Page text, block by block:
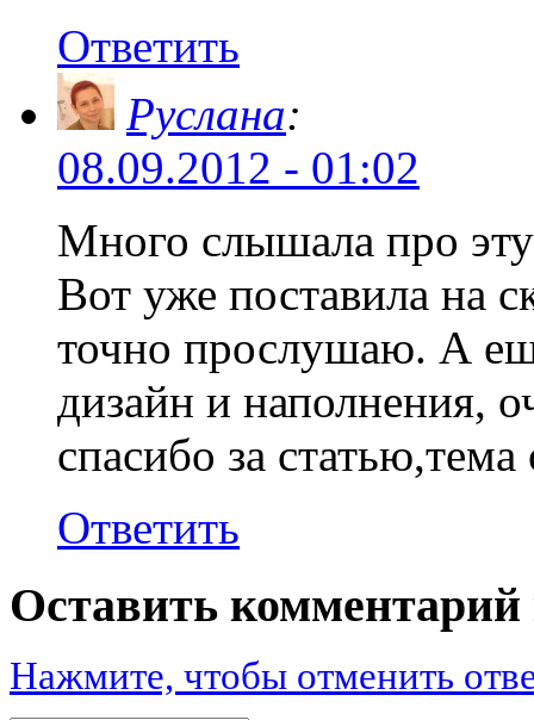
Ответить
Руслана:
08.09.2012 - 01:02
Много слышала про
Вот уже поставила на
точно прослушаю. А
дизайн и наполнения,
спасибо за статью,тема
Ответить
Оставить
Нажмите, чтобы отменить